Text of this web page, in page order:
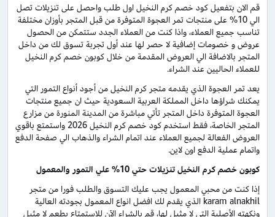
قم الان بتفعيل كود خصم كرم النخيل اول طلب واحصل على تنزيلات تصل
الي 10% على منتجات تمر العجوة المتوفرة من قبل المتجر بأوزان مختلفة
تناسب جميع العملاء، واذا كنت من العملاء الجدد ستتمكن من الحصول
عروض و خصومات إضافية لا حصر لها عند أول تجربة تسوق لك من داخل
المتجر بالاضافة الي العروض المقدمة من خلال كوبون خصم كرم النخيل
للعملاء الحاليين عند الشراء.
يعد تمر العجوة الذي يقدمه متجر كرم النخيل من أجود أنواع التمور التي
يمكنك شراؤها داخل المملكة العربية السعودية حيث ان جميع منتجات
العجوة المتوفرة داخل المتجر تأتي مباشرة من المدينة المنورة من مزارع
المتجر الخاصة، فقط استخدم كود خصم كرم النخيل 2026 واستمتع باقوي
العروض الفعالة لجميع العملاء عند اتمام الشراء والذهاب الي صفحة الدفع
واتمام عملية الدفع اون لاين.
كوبون خصم كرم النخيل تنزيلات حتي 10% علي التمور والمعمول
إذا كنت من محبي المعمول يجب عليك التسوق والطلب فورا من متجر
karam alnakhil الذي يقدم لك افضل انواع المعمول بجودته العالية
ونكهته الأصلية التي لا مثيل لها، قم بالشراء الآن للاستمتاع بطعم لا مثيل